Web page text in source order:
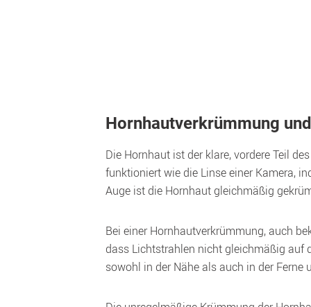
Hornhautverkrümmung
Die Hornhaut ist der klare, vordere Teil
funktioniert wie die Linse einer Kamera,
Auge ist die Hornhaut gleichmäßig
Bei einer Hornhautverkrümmung, auch
dass Lichtstrahlen nicht gleichmäßig auf
sowohl in der Nähe als auch in der